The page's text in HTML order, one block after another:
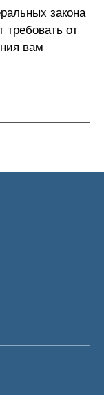
закона
требовать от
вам